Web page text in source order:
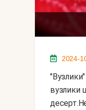
2024-
"вузлики" з нутелою виглядають ефектно і цілком можуть замінити традиційні пиріжки. Такі
вузлики